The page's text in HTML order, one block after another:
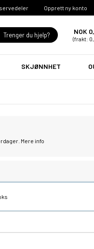
Opprett ny konto
Trenger du hjelp? NOK
(frakt:
SKJØNNHET
Mere info